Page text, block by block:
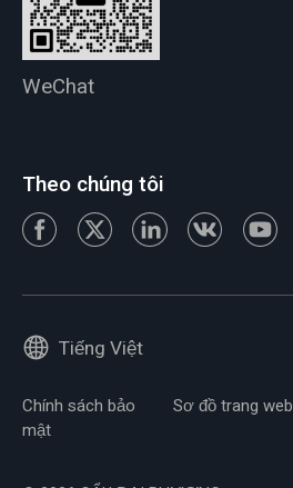
WeChat
Theo chúng tôi
Tiếng Việt
Chính sách bảo
mật
Sơ đồ trang web